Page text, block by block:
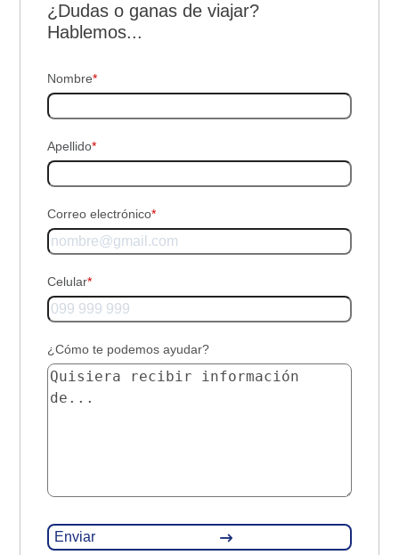
¿Dudas o ganas de viajar?
Hablemos...
Nombre*
Apellido*
Correo electrónico*
Celular*
¿Cómo te podemos ayudar?